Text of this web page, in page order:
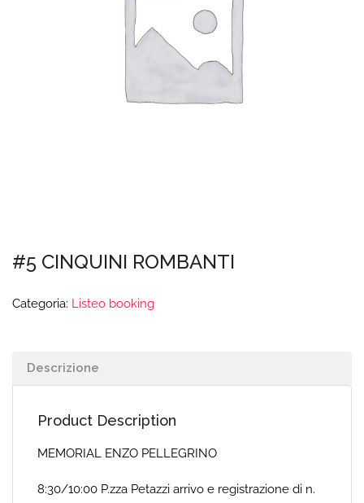
#5 CINQUINI ROMBANTI
Categoria: Listeo booking
Descrizione
Product Description
MEMORIAL ENZO PELLEGRINO
8:30/10:00 P.zza Petazzi arrivo e registrazione di n.